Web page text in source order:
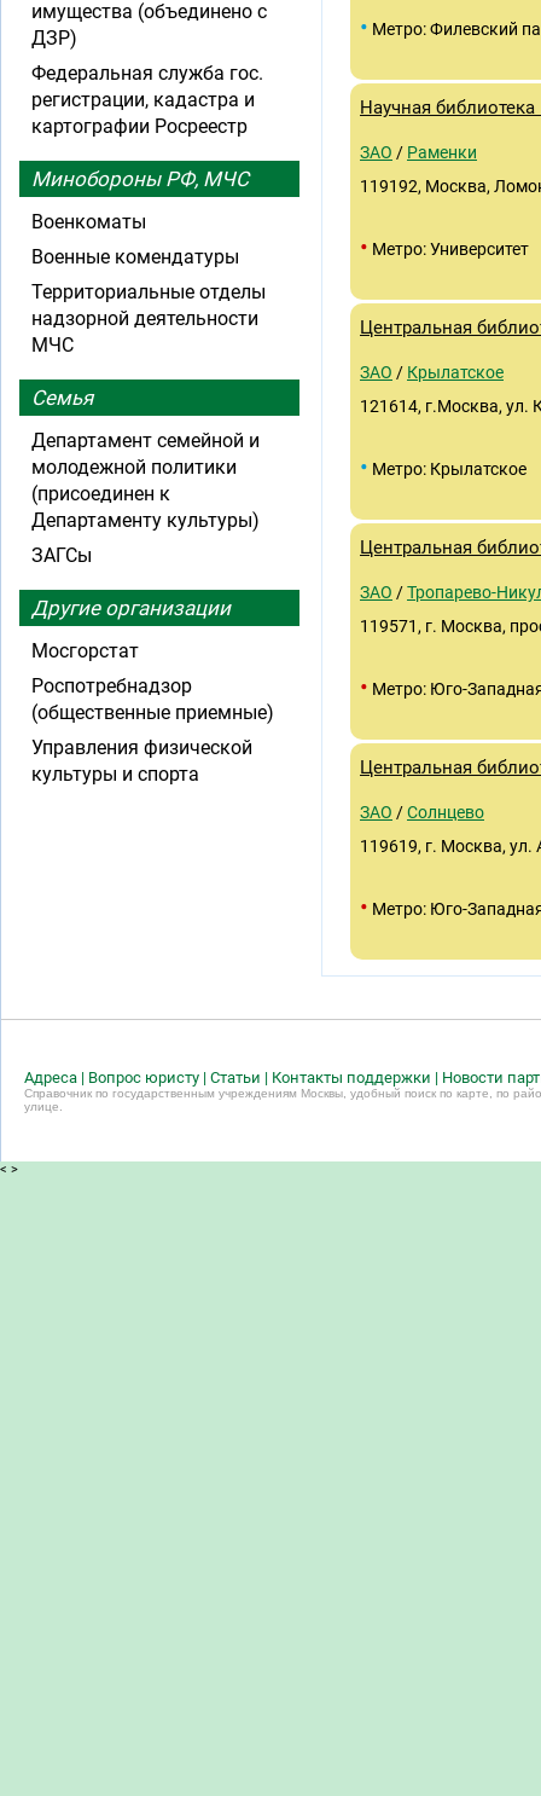
• Метро: Филевский
Научная
ЗАО / Раменки
119192, Москва,
• Метро: Университет
Центральная
ЗАО / Крылатское
121614, г.Москва, ул.
• Метро: Крылатское
Центральная
ЗАО /Тропарево-
119571, г. Москва,
• Метро: Юго-
Центральная
ЗАО /Солнцево
119619, г. Москва, ул.
• Метро: Юго-
имущества (объединено с
ДЗР)
Федеральная служба гос.
регистрации, кадастра и
картографии Росреестр
Минобороны РФ, МЧС
Военкоматы
Военные комендатуры
Территориальные отделы
надзорной деятельности
МЧС
Семья
Департамент семейной и
молодежной политики
(присоединен к
Департаменту культуры)
ЗАГСы
Другие организации
Мосгорстат
Роспотребнадзор
(общественные приемные)
Управления физической
культуры и спорта
Адреса | Вопрос юристу | Статьи | Контакты поддержки | Новости
Справочник по государственным учреждениям Москвы, удобный поиск по карте, по
улице.
< >